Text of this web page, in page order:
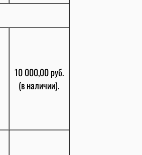
10 000,00 руб.
(в наличии).